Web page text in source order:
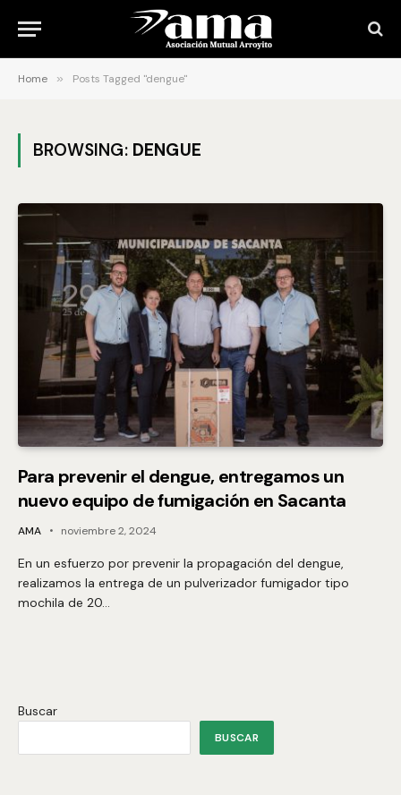
Home » Posts Tagged "dengue"
BROWSING: DENGUE
Para prevenir el dengue, entregamos un
nuevo equipo de fumigación en Sacanta
AMA noviembre 2, 2024
En un esfuerzo por prevenir la propagación del dengue,
realizamos la entrega de un pulverizador fumigador tipo
mochila de 20…
Buscar
BUSCAR